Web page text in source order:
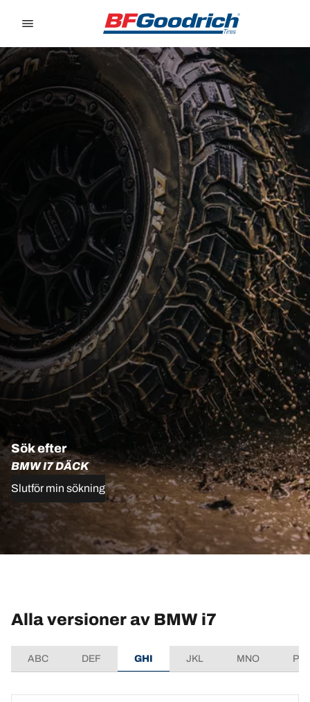
Sök efter
BMW I7 DÄCK
Slutför min sökning
Alla versioner av BMW i7
ABC DEF GHI JKL MNO